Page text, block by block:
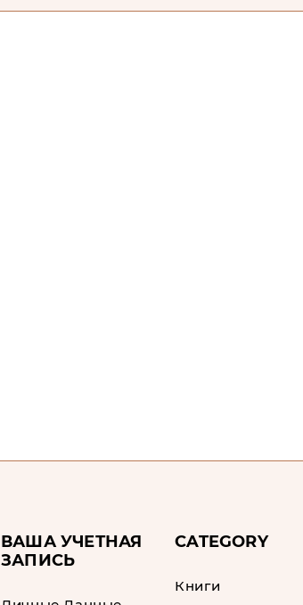
ВАША УЧЕТНАЯ
ЗАПИСЬ
CATEGORY
Книги